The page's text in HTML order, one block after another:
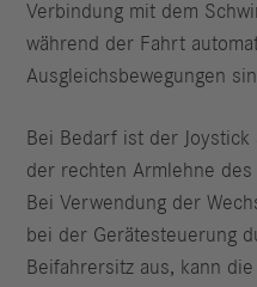
Verbindung mit dem
während der Fahrt
Ausgleichsbewegungen
Bei Bedarf ist der
der rechten Armlehne
Bei Verwendung der
bei der Gerätesteuerung
Beifahrersitz aus, kann